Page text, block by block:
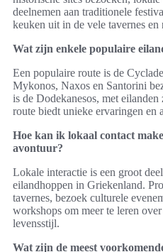
deelnemen aan traditionele
keuken uit in de vele tavernes en
Wat zijn enkele populaire
Een populaire route is de
Mykonos, Naxos en Santorini
is de Dodekanesos, met
route biedt unieke ervaringen en
Hoe kan ik lokaal contact
avontuur?
Lokale interactie is een groot
eilandhoppen in Griekenland.
tavernes, bezoek culturele
workshops om meer te leren
levensstijl.
Wat zijn de meest